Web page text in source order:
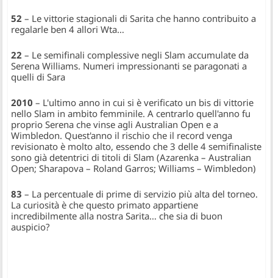
52 – Le vittorie stagionali di Sarita che hanno contribuito a
regalarle ben 4 allori Wta…
22 – Le semifinali complessive negli Slam accumulate da
Serena Williams. Numeri impressionanti se paragonati a
quelli di Sara
2010 – L'ultimo anno in cui si è verificato un bis di vittorie
nello Slam in ambito femminile. A centrarlo quell'anno fu
proprio Serena che vinse agli Australian Open e a
Wimbledon. Quest'anno il rischio che il record venga
revisionato è molto alto, essendo che 3 delle 4 semifinaliste
sono già detentrici di titoli di Slam (Azarenka – Australian
Open; Sharapova – Roland Garros; Williams – Wimbledon)
83 – La percentuale di prime di servizio più alta del torneo.
La curiosità è che questo primato appartiene
incredibilmente alla nostra Sarita… che sia di buon
auspicio?